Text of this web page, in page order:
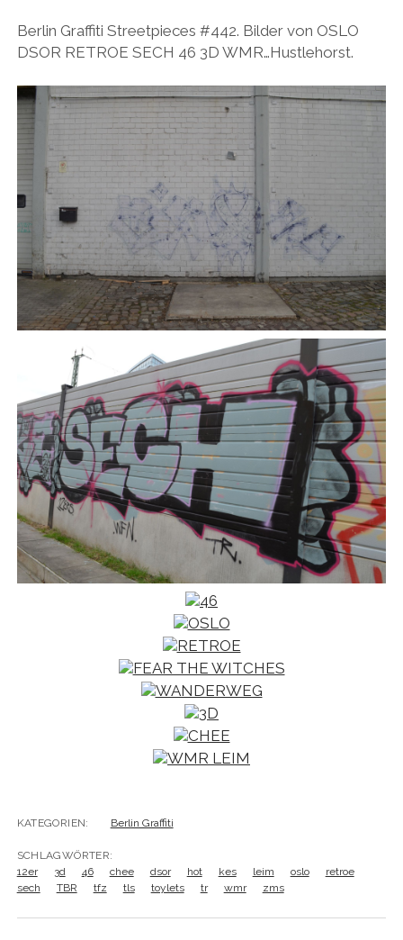
WANDERTAG LEIPZIG
WANDERTAG ROSTOCK
BELGRAD
Berlin Graffiti Streetpieces #442. Bilder von OSLO
DSOR RETROE SECH 46 3D WMR…Hustlehorst.
KATEGORIEN: Berlin Graffiti
SCHLAGWÖRTER:
12er
3d 46 chee dsor hot kes leim oslo
retroe
sech
TBR tfz tls toylets tr wmr zms